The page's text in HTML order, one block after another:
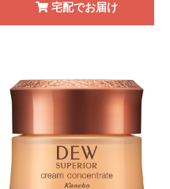
宅配でお届け